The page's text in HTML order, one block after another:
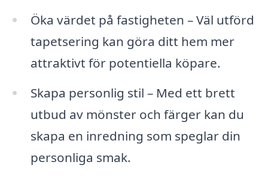
Öka värdet på fastigheten – Väl utförd
tapetsering kan göra ditt hem mer
attraktivt för potentiella köpare.
Skapa personlig stil – Med ett brett
utbud av mönster och färger kan du
skapa en inredning som speglar din
personliga smak.